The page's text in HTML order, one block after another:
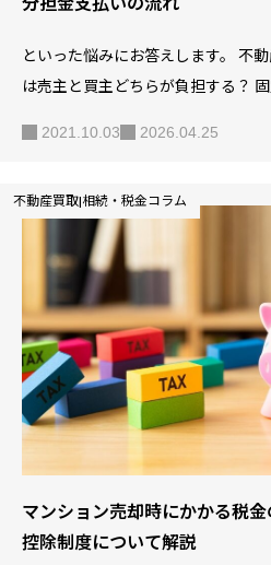
といった悩みにお答えします。 不
は売主と買主どちらが負担する？
はないでしょうか。 不動産に課せ
者が支払うのが基本です。 しかし
合、どちらが支払うのか分かりにく
額になることもある固定資産税は
明確になっていなければ損してし
この記事では、不動産売却時の固
計算方法や分担…
2021.10.03 2026.04.25
不動産買取|相続・税金コラム
マンション売却時にかかる税
控除制度について解説